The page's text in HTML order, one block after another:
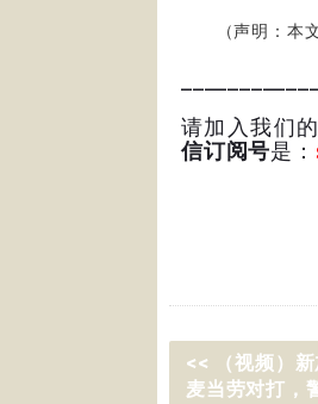
（声明：本文
请加入我们的
信订阅号是：
<< （视频）
麦当劳对打，